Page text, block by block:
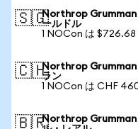
🇸🇬Northrop Grumman
ールドル
1 NOCon は $726.68
🇨🇭Northrop Grumman
ラン
1 NOCon は CHF
🇧🇷Northrop Grumman